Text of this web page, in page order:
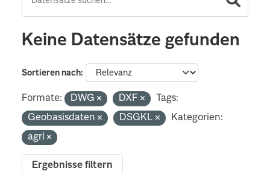
Keine Datensätze gefunden
Sortieren nach
Formate: DWG DXF
Tags:
Geobasisdaten
DSGKL
Kategorien:
agri
Ergebnisse filtern